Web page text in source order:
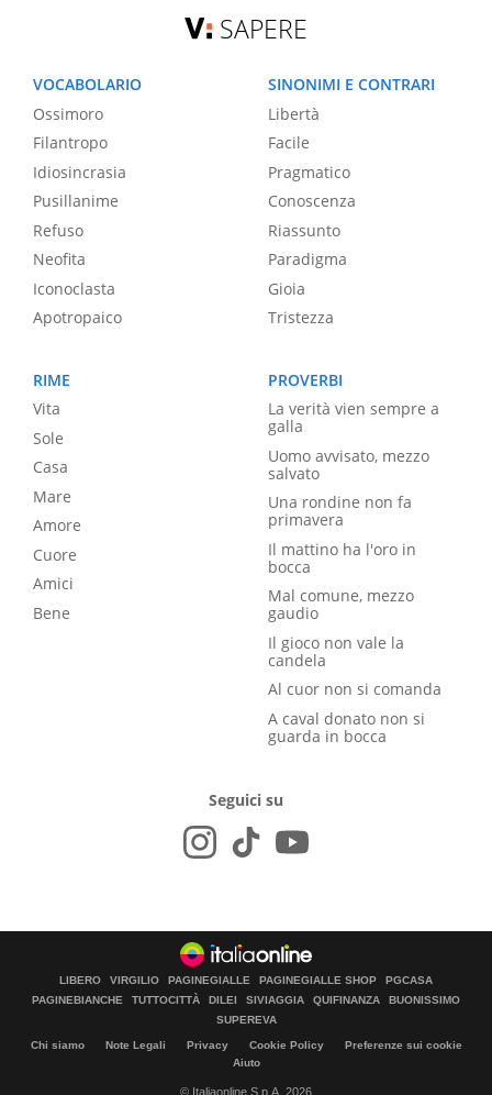
SAPERE
VOCABOLARIO
Ossimoro
Filantropo
Idiosincrasia
Pusillanime
Refuso
Neofita
Iconoclasta
Apotropaico
SINONIMI E CONTRARI
Libertà
Facile
Pragmatico
Conoscenza
Riassunto
Paradigma
Gioia
Tristezza
RIME
Vita
Sole
Casa
Mare
Amore
Cuore
Amici
Bene
PROVERBI
La verità vien sempre a
galla
Uomo avvisato, mezzo
salvato
Una rondine non fa
primavera
Il mattino ha l'oro in
bocca
Mal comune, mezzo
gaudio
Il gioco non vale la
candela
Al cuor non si comanda
A caval donato non si
guarda in bocca
Seguici su
LIBERO VIRGILIO PAGINEGIALLE PAGINEGIALLE SHOP
PGCASA
PAGINEBIANCHE
TUTTOCITTÀ DILEI SIVIAGGIA QUIFINANZA
BUONISSIMO
SUPEREVA
Chi siamo Note Legali Privacy Cookie Policy
Preferenze sui cookie
Aiuto
© Italiaonline S.p.A. 2026